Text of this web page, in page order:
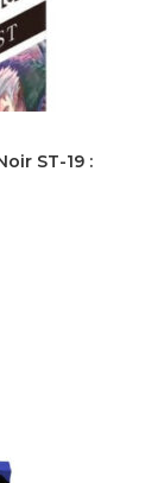
ST-19 :